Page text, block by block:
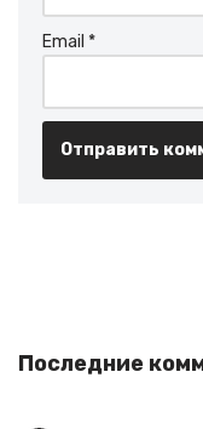
Email *
Последние